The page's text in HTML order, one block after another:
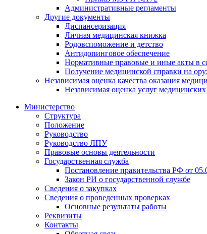
Административные регламенты
Другие документы
Диспансеризация
Личная медицинская книжка
Родовспоможение и детство
Антидопинговое обеспечение
Нормативные правовые и иные акты в
Получение медицинской справки на
Независимая оценка качества оказания
Независимая оценка услуг
Министерство
Структура
Положение
Руководство
Руководство ЛПУ
Правовые основы деятельности
Государственная служба
Постановление правительства РФ от
Закон РИ о государственной службе
Сведения о закупках
Сведения о проведенных проверках
Основные результаты работы
Реквизиты
Контакты